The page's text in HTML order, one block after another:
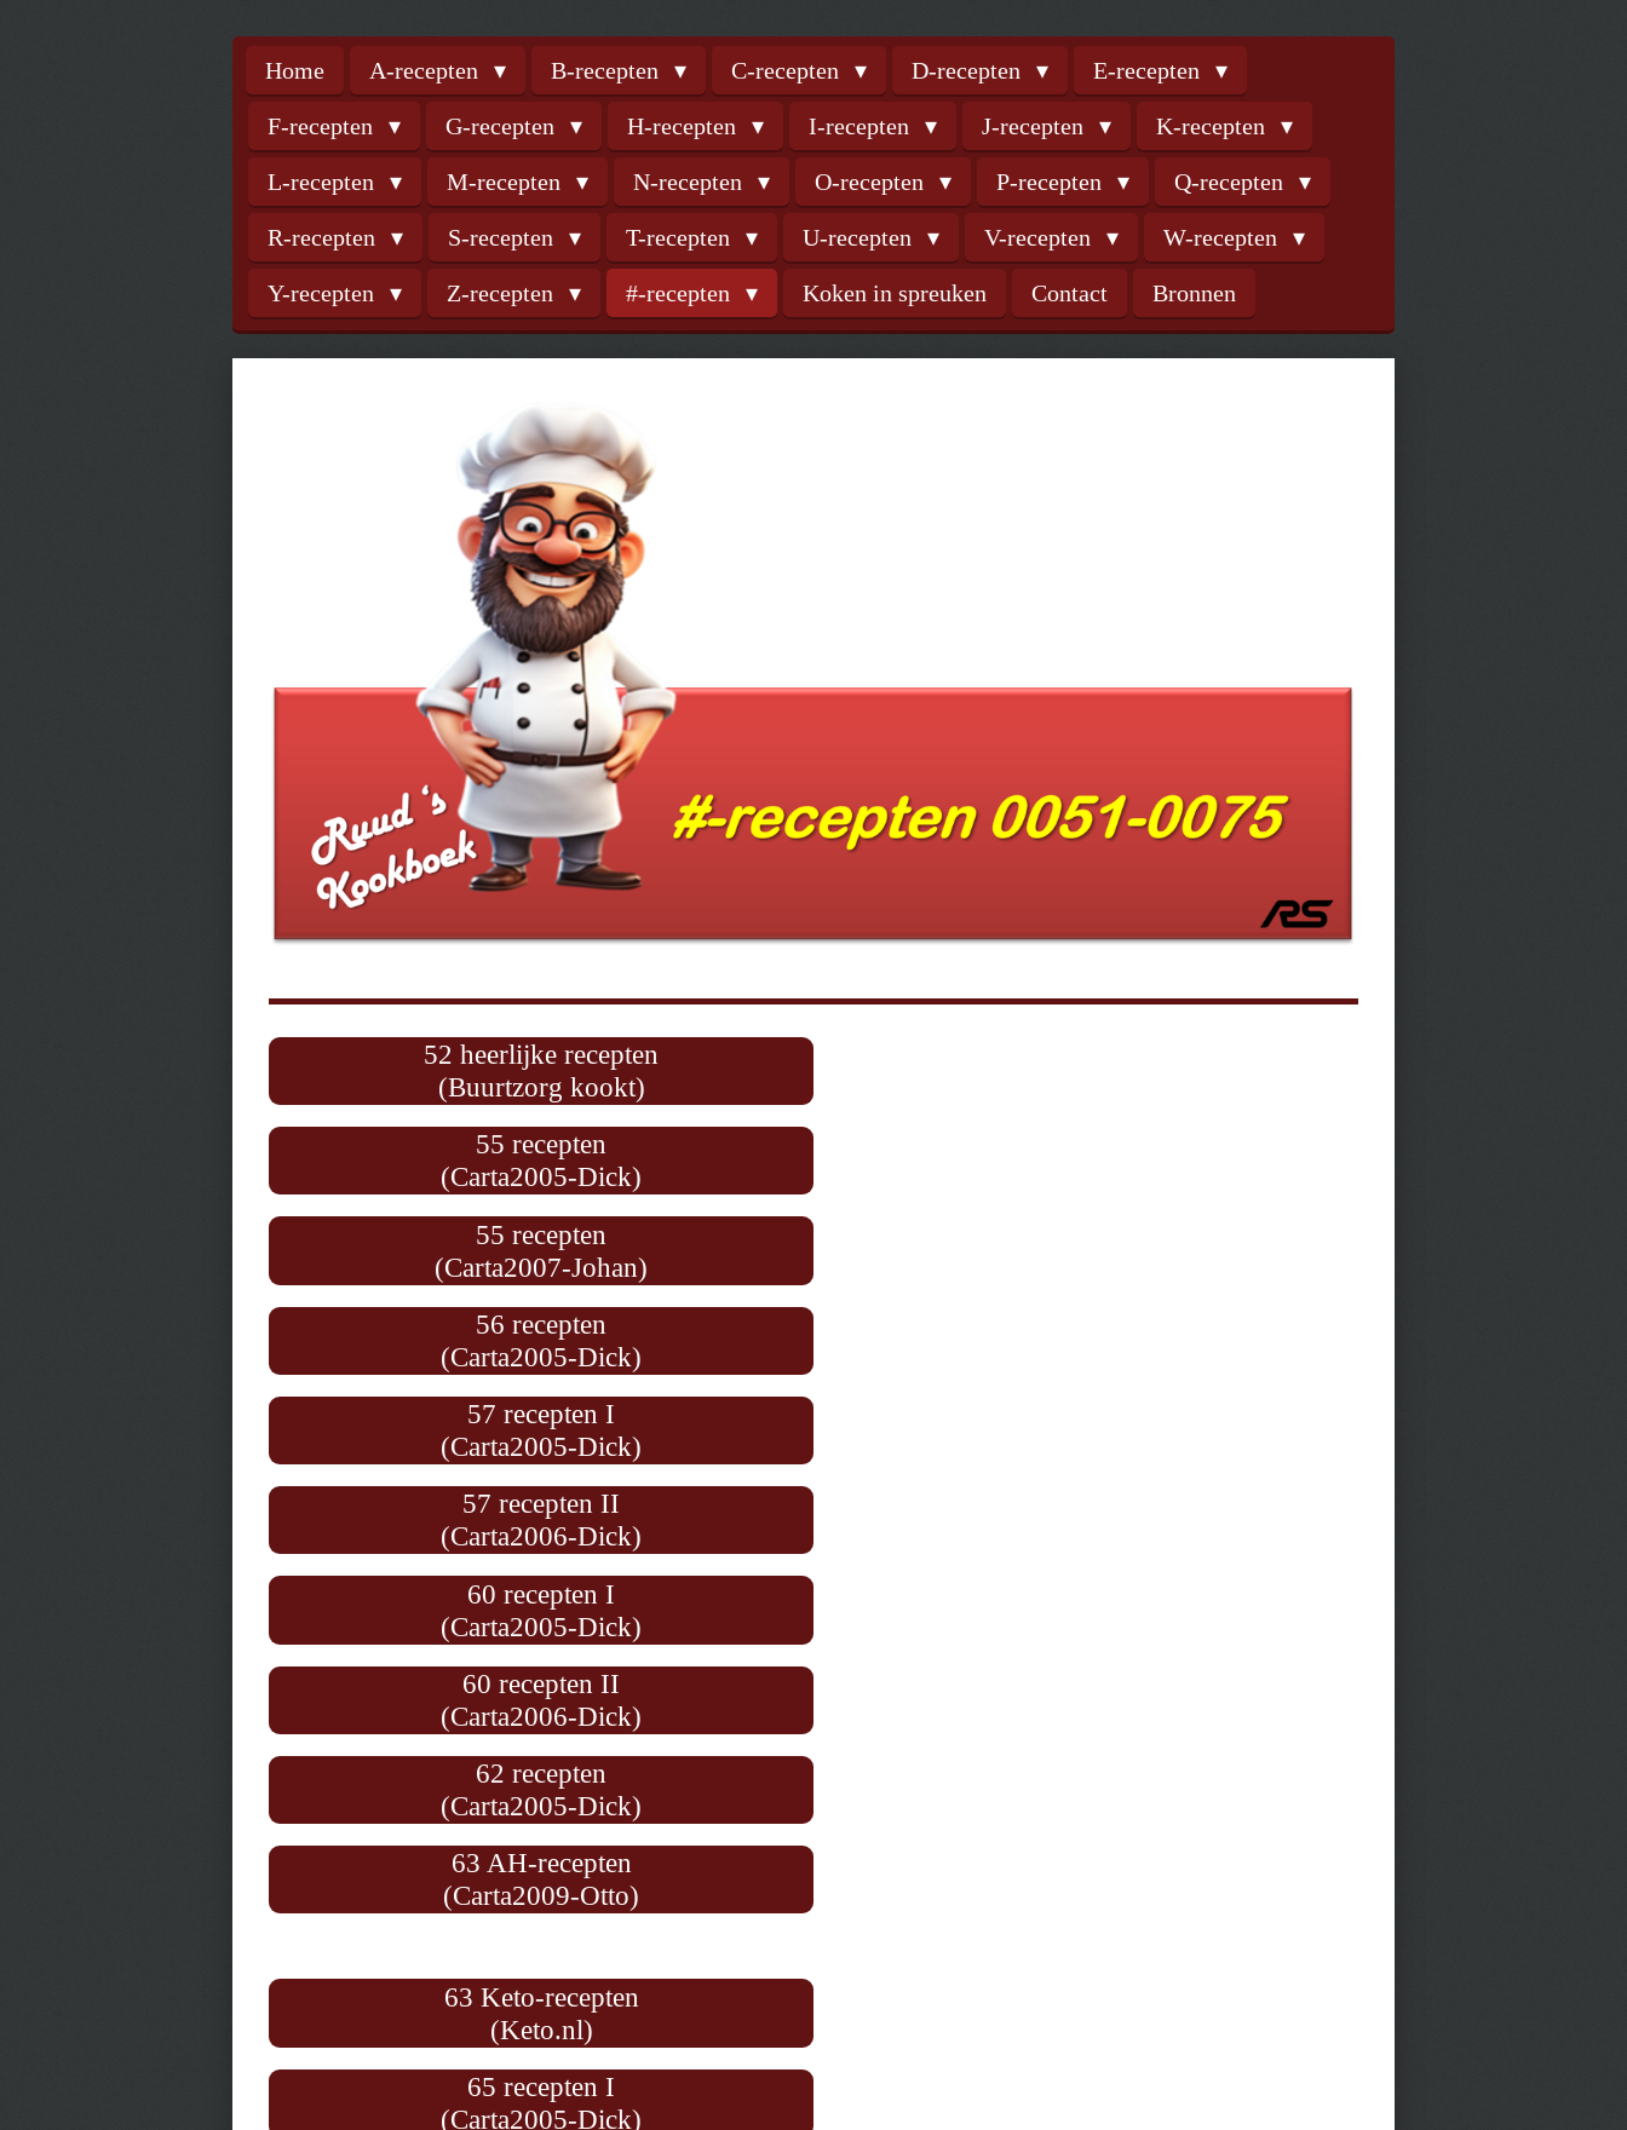
Home A-recepten B-recepten C-recepten D-recepten E-recepten
F-recepten G-recepten H-recepten I-recepten J-recepten K-recepten
L-recepten M-recepten N-recepten O-recepten P-recepten Q-recepten
R-recepten S-recepten T-recepten U-recepten V-recepten W-recepten
Y-recepten Z-recepten #-recepten Koken in spreuken Contact Bronnen
52 heerlijke recepten
(Buurtzorg kookt)
55 recepten
(Carta2005-Dick)
55 recepten
(Carta2007-Johan)
56 recepten
(Carta2005-Dick)
57 recepten I
(Carta2005-Dick)
57 recepten II
(Carta2006-Dick)
60 recepten I
(Carta2005-Dick)
60 recepten II
(Carta2006-Dick)
62 recepten
(Carta2005-Dick)
63 AH-recepten
(Carta2009-Otto)
63 Keto-recepten
(Keto.nl)
65 recepten I
(Carta2005-Dick)